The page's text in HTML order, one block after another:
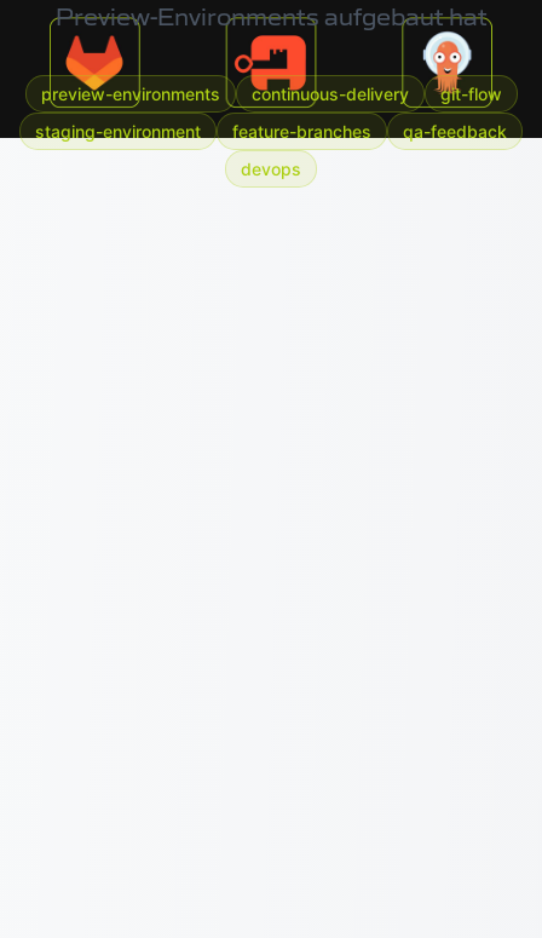
Preview-Environments aufgebaut hat
preview-environments continuous-delivery
git-flow
staging-environment
feature-branches
qa-feedback
devops